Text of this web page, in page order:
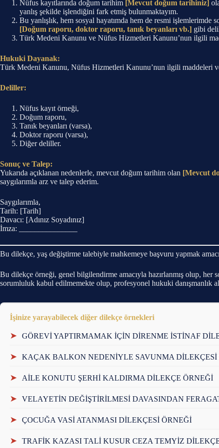
Nüfus kayıtlarında doğum tarihim [Mevcut doğum tarihiniz]
yanlış şekilde işlendiğini fark etmiş bulunmaktayım.
Bu yanlışlık, hem sosyal hayatımda hem de resmi
[Doğum raporu, doktor raporu, tanık beyanları vb.] gibi
Türk Medeni Kanunu ve Nüfus Hizmetleri Kanunu’nun ilgili
Hukuki Dayanak:
Türk Medeni Kanunu, Nüfus Hizmetleri Kanunu’nun ilgili maddeleri
Deliller:
Nüfus kayıt örneği,
Doğum raporu,
Tanık beyanları (varsa),
Doktor raporu (varsa),
Diğer deliller.
Sonuç ve Talep:
Yukarıda açıklanan nedenlerle, mevcut doğum tarihim olan [Mevcut
saygılarımla arz ve talep ederim.
Saygılarımla,
Tarih: [Tarih]
Davacı: [Adınız Soyadınız]
İmza: _______________
Bu dilekçe, yaş değiştirme talebiyle mahkemeye başvuru yapmak
Bu dilekçe örneği, genel bilgilendirme amacıyla hazırlanmış olup, her
sorumluluk kabul edilmemekte olup, profesyonel hukuki danışmanlık
İşinize yarayabilecek diğer dilekçe örnekleri
➤ GÖREVİ YAPTIRMAMAK İÇİN DİRENME İSTİNAF
➤ KAÇAK BALKON NEDENİYLE SAVUNMA DİLEKÇESİ
➤ AİLE KONUTU ŞERHİ KALDIRMA DİLEKÇE ÖRNEĞİ
➤ VELAYETİN DEĞİŞTİRİLMESİ DAVASINDAN
➤ ÇOCUĞA VASİ ATANMASI DİLEKÇESİ ÖRNEĞİ
➤ TRAFİK KAZASI TALİ KUSUR CEZA TEMYİZ